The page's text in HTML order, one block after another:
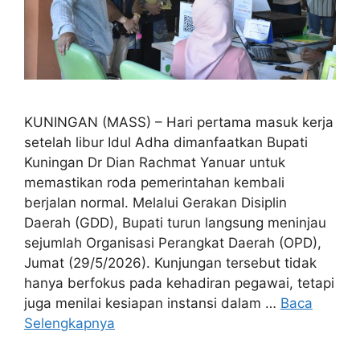
KUNINGAN (MASS) – Hari pertama masuk kerja
setelah libur Idul Adha dimanfaatkan Bupati
Kuningan Dr Dian Rachmat Yanuar untuk
memastikan roda pemerintahan kembali
berjalan normal. Melalui Gerakan Disiplin
Daerah (GDD), Bupati turun langsung meninjau
sejumlah Organisasi Perangkat Daerah (OPD),
Jumat (29/5/2026). Kunjungan tersebut tidak
hanya berfokus pada kehadiran pegawai, tetapi
juga menilai kesiapan instansi dalam … Baca
Selengkapnya